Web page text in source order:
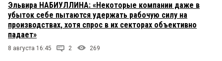
Эльвира НАБИУЛЛИНА: «Некоторые компании даже в
убыток себе пытаются удержать рабочую силу на
производствах, хотя спрос в их секторах объективно
падает»
8 августа 16:45 2 269